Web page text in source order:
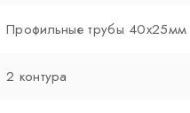
Профильные трубы 40х25мм
2 контура